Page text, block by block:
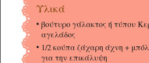
Υλικά
βούτυρο γάλακτος ή τύπου
αγελάδος
1/2 κούπα ζάχαρη άχνη +
για την επικάλυψη